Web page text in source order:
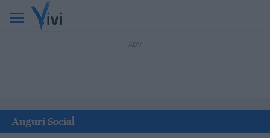
Auguri Social